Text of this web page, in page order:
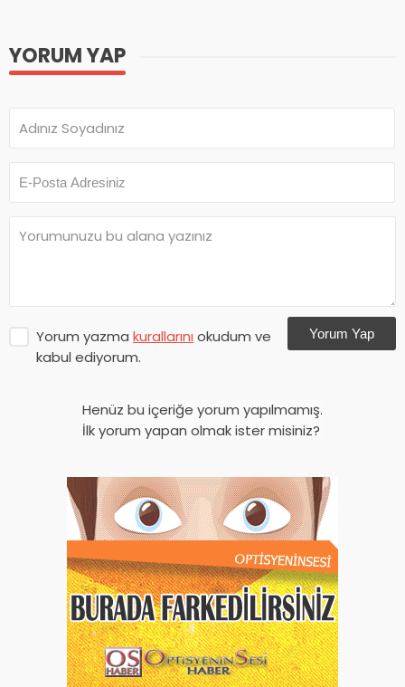
YORUM YAP
Yorum yazma kurallarını okudum ve
kabul ediyorum.
Yorum Yap
Henüz bu içeriğe yorum yapılmamış.
İlk yorum yapan olmak ister misiniz?